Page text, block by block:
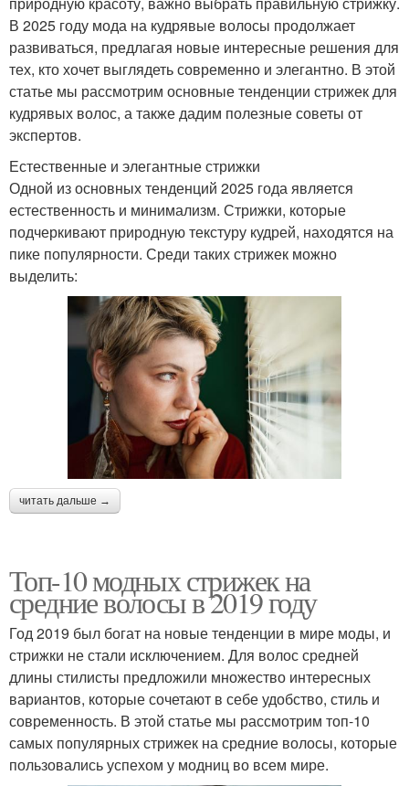
В 2025 году мода на кудрявые волосы продолжает
развиваться, предлагая новые интересные решения для
тех, кто хочет выглядеть современно и элегантно. В этой
статье мы рассмотрим основные тенденции стрижек для
кудрявых волос, а также дадим полезные советы от
экспертов.
Естественные и элегантные стрижки
Одной из основных тенденций 2025 года является
естественность и минимализм. Стрижки, которые
подчеркивают природную текстуру кудрей, находятся на
пике популярности. Среди таких стрижек можно
выделить:
читать дальше →
Топ-10 модных стрижек на
средние волосы в 2019 году
Год 2019 был богат на новые тенденции в мире моды, и
стрижки не стали исключением. Для волос средней
длины стилисты предложили множество интересных
вариантов, которые сочетают в себе удобство, стиль и
современность. В этой статье мы рассмотрим топ-10
самых популярных стрижек на средние волосы, которые
пользовались успехом у модниц во всем мире.